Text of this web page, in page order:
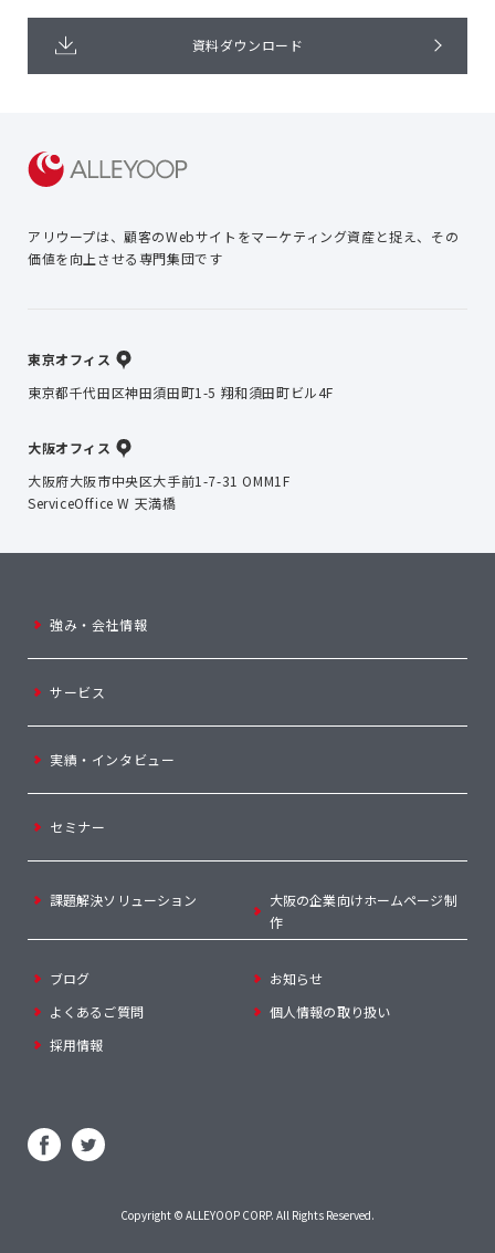
資料ダウンロード
アリウープは、顧客のWebサイトをマーケティング資産と捉え、 その
価値を向上させる専門集団です
東京オフィス
東京都千代田区神田須田町1-5 翔和須田町ビル4F
大阪オフィス
大阪府大阪市中央区大手前1-7-31 OMM1F
ServiceOffice W 天満橋
強み・会社情報
サービス
実績・インタビュー
セミナー
課題解決ソリューション
大阪の企業向けホームページ制
作
ブログ
お知らせ
よくあるご質問
個人情報の取り扱い
採用情報
Copyright © ALLEYOOP CORP. All Rights Reserved.